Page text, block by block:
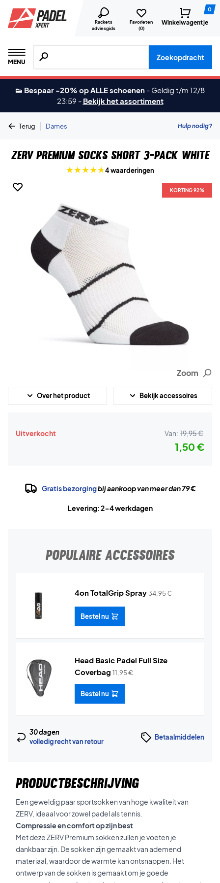
Rackets
adviesgids
Favorieten
(0)
0
Winkelwagentje
MENU
Zoeken naar producten, merken etc.
Zoekopdracht
👟 Bespaar -20% op ALLE schoenen - Geldig t/m 12/8
23:59 - Bekijk het assortiment
Terug | Dames Hulp nodig?
ZERV Premium Socks Short 3-Pack White
4 waarderingen
KORTING 92%
Zoom
Over het product Bekijk accessoires
Uitverkocht Van: 19,95 €
1,50 €
Gratis bezorgingbij aankoop van meer dan 79 €
Levering: 2-4 werkdagen
POPULAIRE ACCESSOIRES
4on TotalGrip Spray 34,95€
Bestel nu
Head Basic Padel Full Size
Coverbag 11,95€
Bestel nu
30 dagen
volledig recht van retour
Betaalmiddelen
PRODUCTBESCHRIJVING
Een geweldig paar sportsokken van hoge kwaliteit van
ZERV, ideaal voor zowel padel als tennis.
Compressie en comfort op zijn best
Met deze ZERV Premium sokken zullen je voeten je
dankbaar zijn. De sokken zijn gemaakt van ademend
materiaal, waardoor de warmte kan ontsnappen. Het
ontwerp van de sokken is gemaakt om je goede